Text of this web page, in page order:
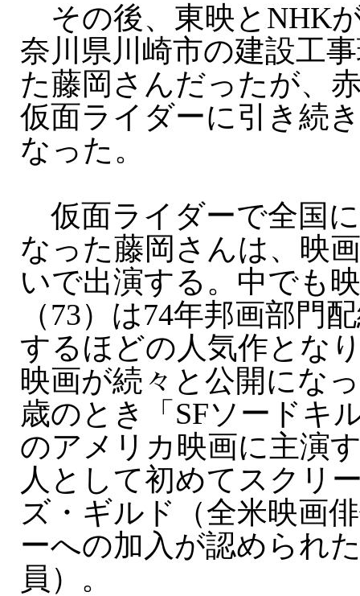
その後、東映とNHK
奈川県川崎市の建設工
た藤岡さんだったが、
仮面ライダーに引き続
なった。
仮面ライダーで全国
なった藤岡さんは、映
いで出演する。中でも
（73）は74年邦画部門
するほどの人気作とな
映画が続々と公開にな
歳のとき「SFソードキ
のアメリカ映画に主演
人として初めてスクリ
ズ・ギルド（全米映画
ーへの加入が認められ
員）。